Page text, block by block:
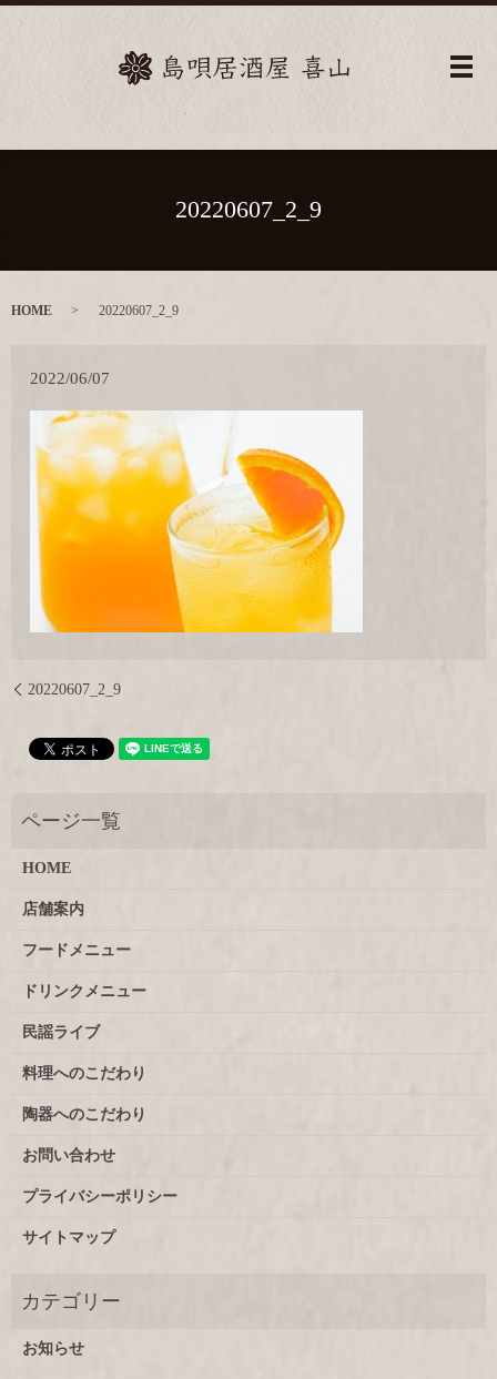
メ
20220607_2_9
HOME 20220607_2_9
2022/06/07
20220607_2_9
HOME
店舗案内
フードメニュー
ドリンクメニュー
民謡ライブ
料理へのこだわり
陶器へのこだわり
お問い合わせ
プライバシーポリシー
サイトマップ
お知らせ